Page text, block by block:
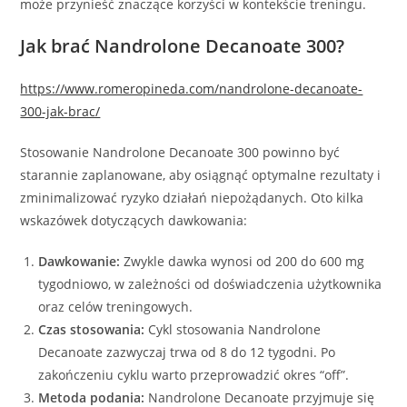
może przynieść znaczące korzyści w kontekście treningu.
Jak brać Nandrolone Decanoate 300?
https://www.romeropineda.com/nandrolone-decanoate-
300-jak-brac/
Stosowanie Nandrolone Decanoate 300 powinno być
starannie zaplanowane, aby osiągnąć optymalne rezultaty i
zminimalizować ryzyko działań niepożądanych. Oto kilka
wskazówek dotyczących dawkowania:
Dawkowanie: Zwykle dawka wynosi od 200 do 600 mg
tygodniowo, w zależności od doświadczenia użytkownika
oraz celów treningowych.
Czas stosowania: Cykl stosowania Nandrolone
Decanoate zazwyczaj trwa od 8 do 12 tygodni. Po
zakończeniu cyklu warto przeprowadzić okres “off”.
Metoda podania: Nandrolone Decanoate przyjmuje się